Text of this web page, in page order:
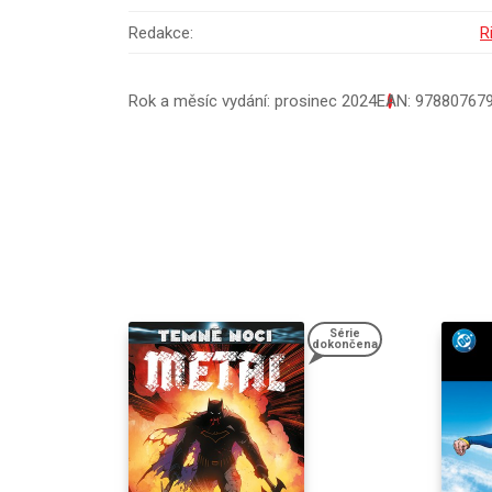
Redakce:
Rok a měsíc vydání: prosinec 2024EAN:
Série
dokončena